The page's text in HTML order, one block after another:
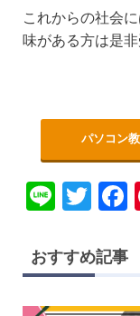
これからの社会
味がある方は是
パソコン
Li
e
T
tt
er
c
おすすめ記事